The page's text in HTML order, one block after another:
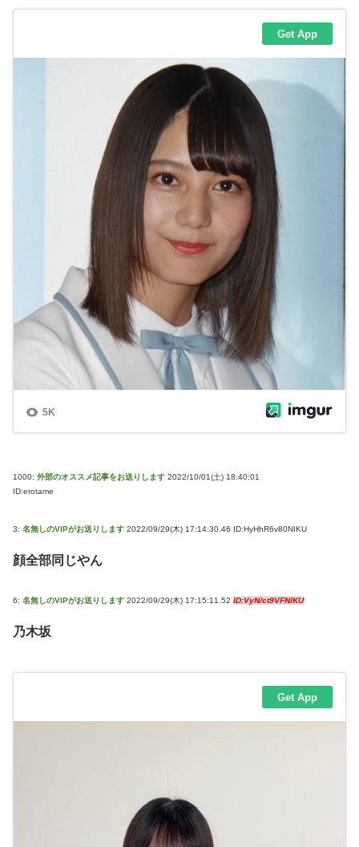
1000: 外部のオススメ記事をお送りします 2022/10/01(土) 18:40:01
ID:erotame
3: 名無しのVIPがお送りします 2022/09/29(木) 17:14:30.46 ID:HyHhR6v80NIKU
顔全部同じやん
6: 名無しのVIPがお送りします 2022/09/29(木) 17:15:11.52 ID:VyN/ct9VFNIKU
乃木坂